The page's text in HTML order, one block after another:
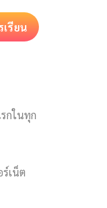
เรียน
กในทุก
เน็ต